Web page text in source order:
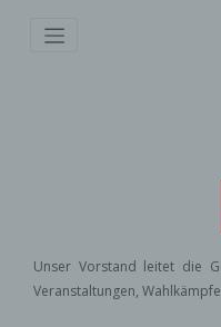
Unser Vorstand leitet die
Veranstaltungen,